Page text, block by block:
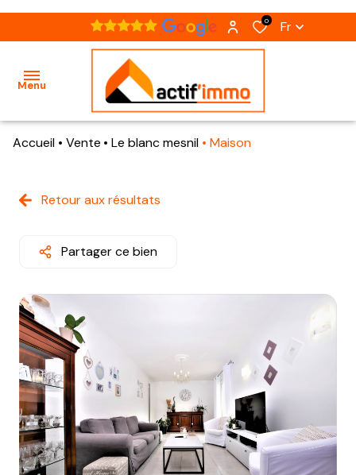
0 Fr
Menu
acheter
nos
nos
biens
vendus
agence
présentation
équipe
recrutement
contact
Accueil Vente Le blanc mesnil Maison
Retour aux résultats
Partager ce bien